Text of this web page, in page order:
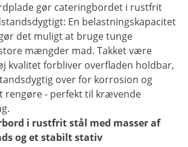
gør cateringbordet i rustfrit
En belastningskapacitet
det muligt at bruge tunge
mængder mad. Takket være
kvalitet forbliver overfladen holdbar,
over for korrosion og
rengøre - perfekt til krævende
i rustfrit stål med masser af
og et stabilt stativ